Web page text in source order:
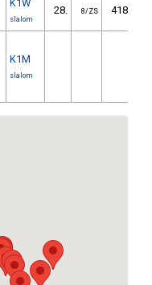
K1W
slalom
28. 8/ZS 418.60
K1M
slalom